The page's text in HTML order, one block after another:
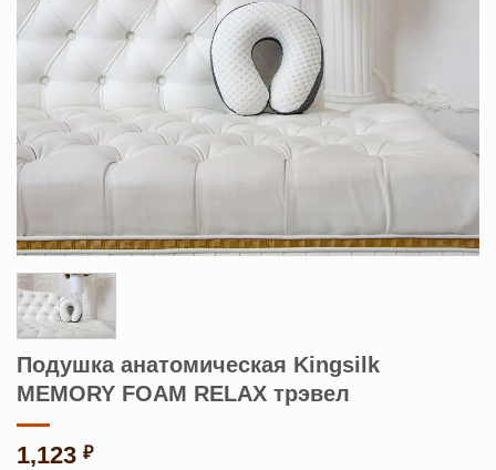
Подушка анатомическая Kingsilk
MEMORY FOAM RELAX трэвел
1,123 ₽